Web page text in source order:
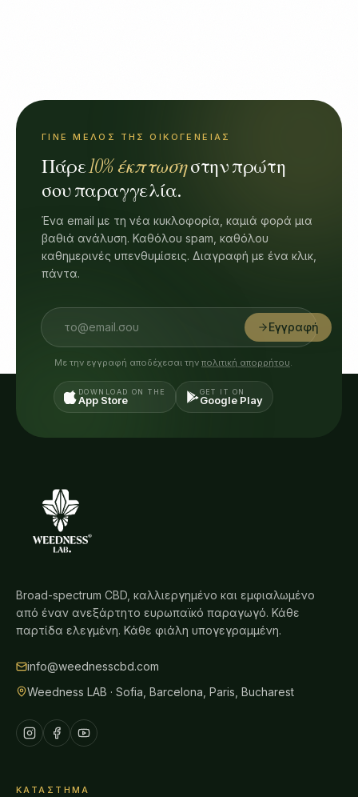
ΓΊΝΕ ΜΈΛΟΣ ΤΗΣ ΟΙΚΟΓΈΝΕΙΑΣ
Πάρε10% έκπτωσηστην πρώτη
σου παραγγελία.
Ένα email με τη νέα κυκλοφορία, καμιά φορά μια
βαθιά ανάλυση. Καθόλου spam, καθόλου
καθημερινές υπενθυμίσεις. Διαγραφή με ένα κλικ,
πάντα.
Εγγραφή
Με την εγγραφή αποδέχεσαι την πολιτική απορρήτου.
DOWNLOAD ON THE
App Store
GET IT ON
Google Play
Broad-spectrum CBD, καλλιεργημένο και εμφιαλωμένο
από έναν ανεξάρτητο ευρωπαϊκό παραγωγό. Κάθε
παρτίδα ελεγμένη. Κάθε φιάλη υπογεγραμμένη.
info@weednesscbd.com
Weedness LAB · Sofia, Barcelona, Paris, Bucharest
ΚΑΤΆΣΤΗΜΑ